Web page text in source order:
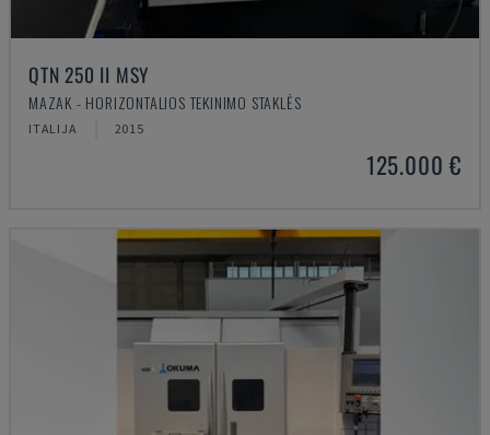
QTN 250 II MSY
MAZAK - HORIZONTALIOS TEKINIMO STAKLĖS
ITALIJA 2015
125.000 €